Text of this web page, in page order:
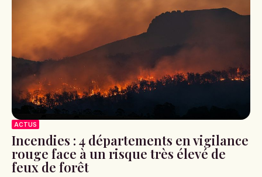
ACTUS
Incendies : 4 départements en vigilance
rouge face à un risque très élevé de
feux de forêt